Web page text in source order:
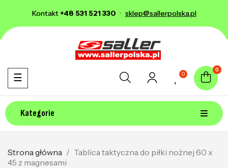
Kontakt+48 531 521 330 · sklep@sallerpolska.pl
0
0
Kategorie
Toggle navigation
☰
Strona główna
Tablica taktyczna do piłki nożnej 60 x
45 z magnesami